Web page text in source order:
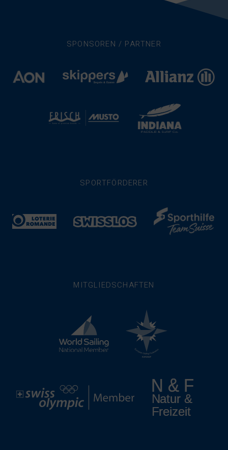
SPONSOREN / PARTNER
SPORTFÖRDERER
MITGLIEDSCHAFTEN